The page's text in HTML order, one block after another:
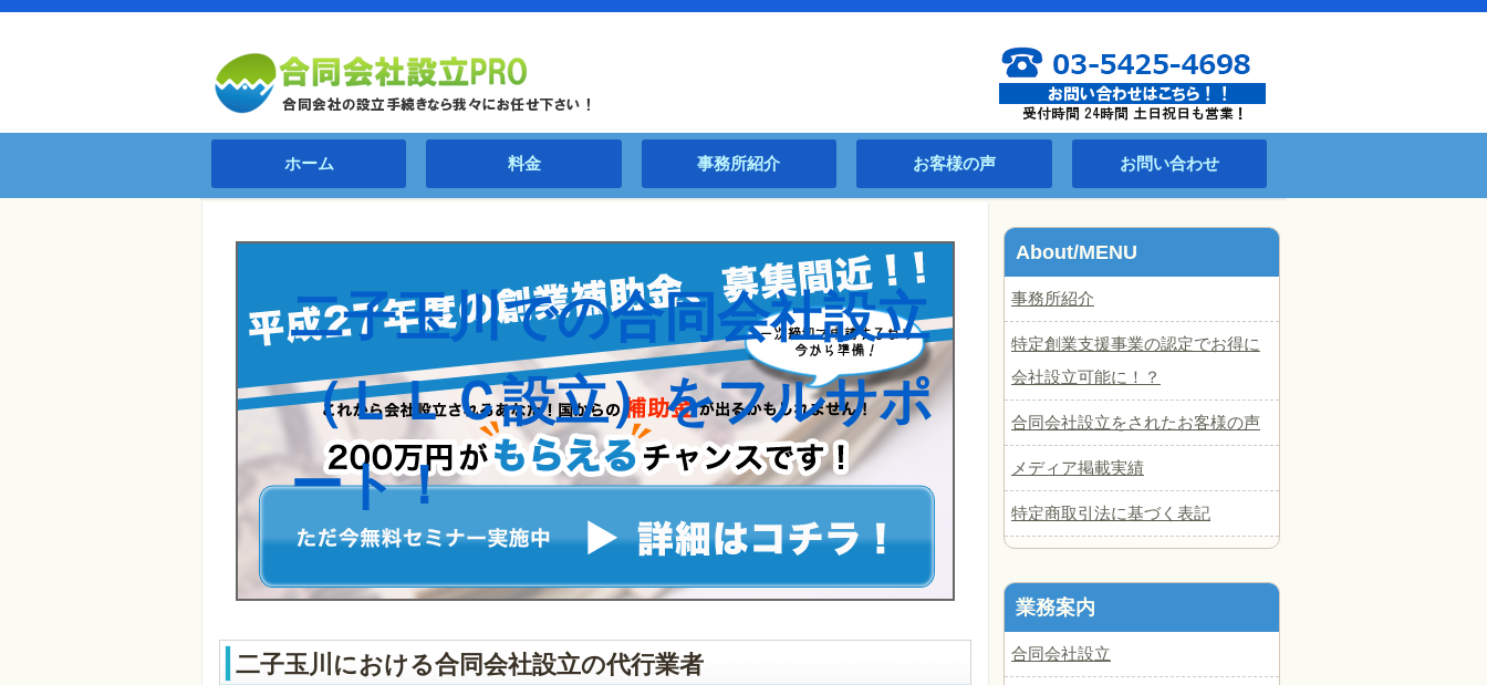
ホーム 料金 事務所紹介 お客様の声 お問い合わせ
二子玉川での合同会社設立
（ＬＬＣ設立）をフルサポ
ート！
二子玉川における合同会社設立の代行業者
About/MENU
事務所紹介
特定創業支援事業の認定でお得に
会社設立可能に！？
合同会社設立をされたお客様の声
メディア掲載実績
特定商取引法に基づく表記
業務案内
合同会社設立